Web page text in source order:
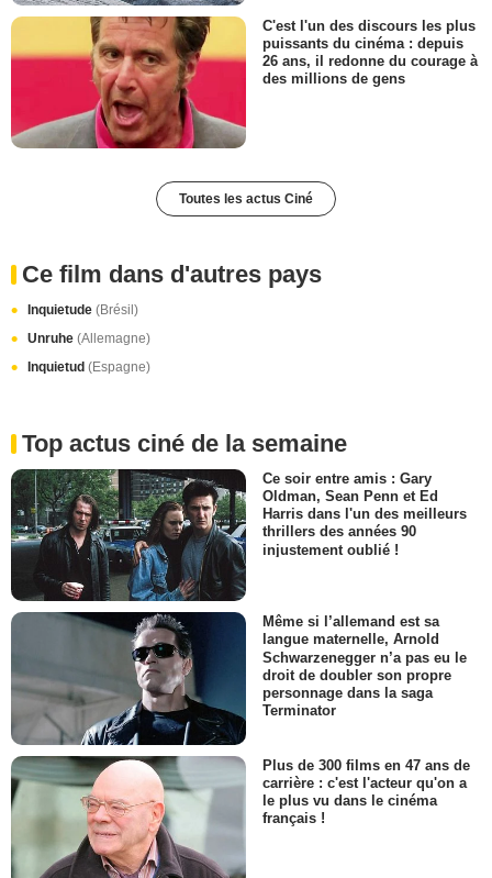
C'est l'un des discours les plus
puissants du cinéma : depuis
26 ans, il redonne du courage à
des millions de gens
Toutes les actus Ciné
Ce film dans d'autres pays
Inquietude (Brésil)
Unruhe (Allemagne)
Inquietud (Espagne)
Top actus ciné de la semaine
Ce soir entre amis : Gary
Oldman, Sean Penn et Ed
Harris dans l'un des meilleurs
thrillers des années 90
injustement oublié !
Même si l’allemand est sa
langue maternelle, Arnold
Schwarzenegger n’a pas eu le
droit de doubler son propre
personnage dans la saga
Terminator
Plus de 300 films en 47 ans de
carrière : c'est l'acteur qu'on a
le plus vu dans le cinéma
français !